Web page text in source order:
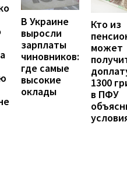
В Украине
выросли
зарплаты
чиновников:
где самые
высокие
оклады
Кто из
может
1300
в ПФУ